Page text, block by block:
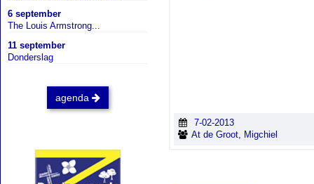
6 september
The Louis Armstrong...
11 september
Donderslag
agenda
7-02-2013
At de Groot, Migchiel